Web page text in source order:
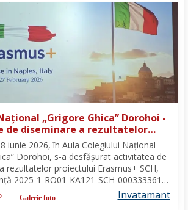
„Grigore Ghica” Dorohoi -
de diseminare a rezultatelor
Erasmus+ SCH, 2025-1-RO01-
000333361
iunie 2026, în Aula Colegiului Național
Dorohoi, s-a desfășurat activitatea de
rezultatelor proiectului Erasmus+ SCH,
2025-1-RO01-KA121-SCH-000333361,
contabilul-șef, doamna Hrab Cristina, și
doamna Alexa...
Galerie foto Invatamant